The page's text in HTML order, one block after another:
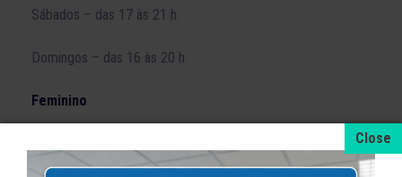
Sábados – das 17 às 21 h.
Domingos – das 16 às 20 h.
Feminino
Sábados – das 14 às 16:30 h.